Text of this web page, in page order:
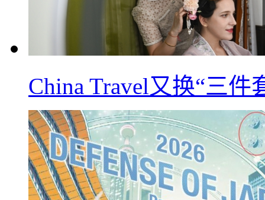
China Travel又换“三